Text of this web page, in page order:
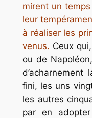
mirent un
leur
à réaliser les
venus. Ceux
ou de
d’acharnement
fini, les uns
les autres
par en